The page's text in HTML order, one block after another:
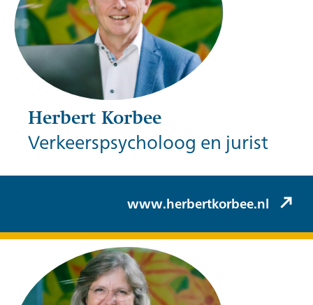
Herbert Korbee (Korbee & Hovelynck)
Herbert Korbee
Verkeerspsycholoog en jurist
www.herbertkorbee.nl